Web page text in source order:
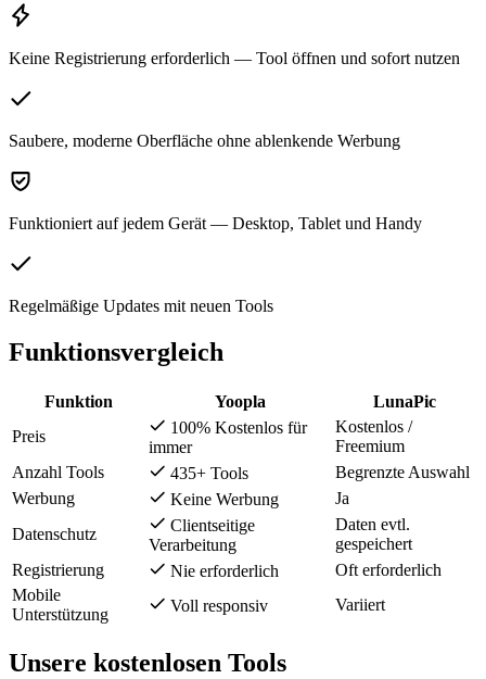
Keine Registrierung erforderlich — Tool öffnen und sofort nutzen
Saubere, moderne Oberfläche ohne ablenkende Werbung
Funktioniert auf jedem Gerät — Desktop, Tablet und Handy
Regelmäßige Updates mit neuen Tools
Funktionsvergleich
Funktion Yoopla
LunaPic
Preis
100% Kostenlos für
immer
Kostenlos /
Freemium
Anzahl Tools
435+ Tools
Begrenzte Auswahl
Werbung
Keine Werbung
Ja
Datenschutz
Clientseitige
Verarbeitung
Daten evtl.
gespeichert
Registrierung
Nie erforderlich
Oft erforderlich
Mobile
Unterstützung
Voll responsiv Variiert
Unsere kostenlosen Tools